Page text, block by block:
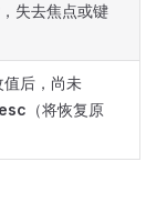
失去焦点或键
值后，尚未
esc （将恢复原